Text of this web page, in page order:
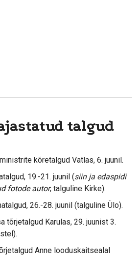
talgud
kõretalgud Vatlas, 6. juunil.
19.-21. juunil (siin ja edaspidi
fotode autor; talguline Kirke).
26.-28. juunil (talguline Ülo).
tõrjetalgud Karulas, 29. juunist 3.
Anne looduskaitsealal